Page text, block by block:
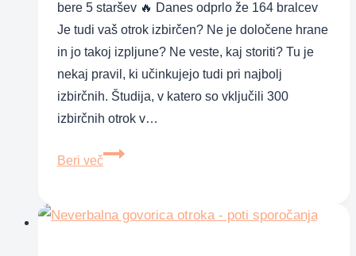
bere 5 staršev 🔥 Danes odprlo že 164 bralcev
Je tudi vaš otrok izbirčen? Ne je določene hrane
in jo takoj izpljune? Ne veste, kaj storiti? Tu je
nekaj pravil, ki učinkujejo tudi pri najbolj
izbirčnih. Študija, v katero so vključili 300
izbirčnih otrok v…
Beri več
Izbirčen
pravila,